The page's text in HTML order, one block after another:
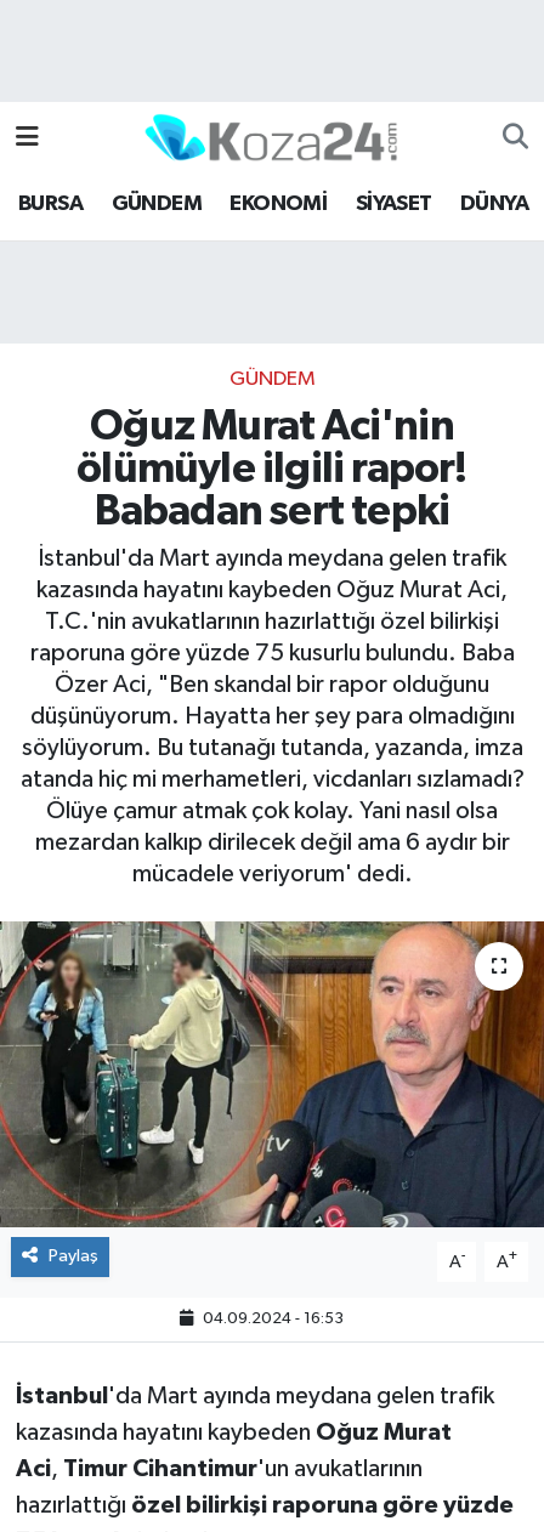
BURSA GÜNDEM EKONOMİ SİYASET DÜNYA
GÜNDEM
Oğuz Murat Aci'nin
ölümüyle ilgili rapor!
Babadan sert tepki
İstanbul'da Mart ayında meydana gelen trafik
kazasında hayatını kaybeden Oğuz Murat Aci,
T.C.'nin avukatlarının hazırlattığı özel bilirkişi
raporuna göre yüzde 75 kusurlu bulundu. Baba
Özer Aci, "Ben skandal bir rapor olduğunu
düşünüyorum. Hayatta her şey para olmadığını
söylüyorum. Bu tutanağı tutanda, yazanda, imza
atanda hiç mi merhametleri, vicdanları sızlamadı?
Ölüye çamur atmak çok kolay. Yani nasıl olsa
mezardan kalkıp dirilecek değil ama 6 aydır bir
mücadele veriyorum' dedi.
Paylaş A- A+
04.09.2024 - 16:53
İstanbul 'da Mart ayında meydana gelen trafik
kazasında hayatını kaybeden Oğuz Murat
Aci, Timur Cihantimur'un avukatlarının
hazırlattığı özel bilirkişi raporuna göre yüzde
Bursa Hava Durumu
Bursa Namaz Vakitleri
Son Dakika Haberleri
Haber Arşivi